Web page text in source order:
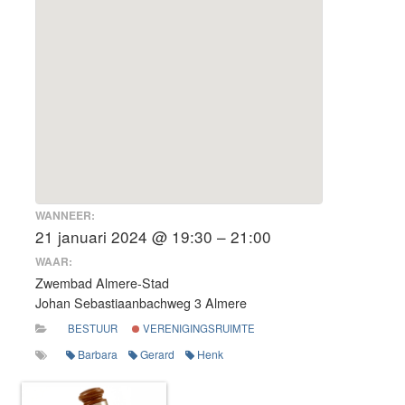
WANNEER:
21 januari 2024 @ 19:30 – 21:00
WAAR:
Zwembad Almere-Stad
Johan Sebastiaanbachweg 3 Almere
BESTUUR VERENIGINGSRUIMTE
Barbara Gerard Henk